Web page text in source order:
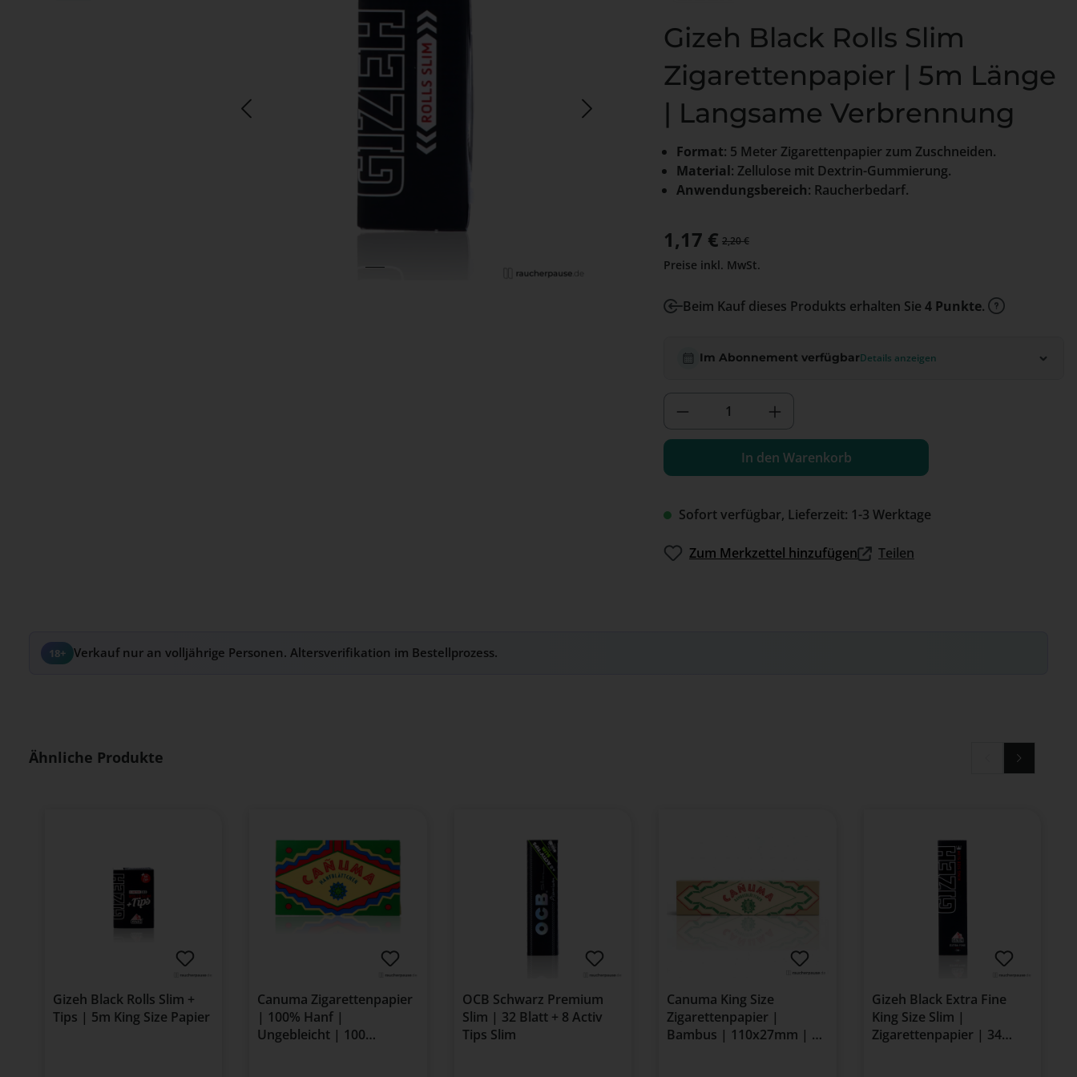
Gizeh Black Rolls Slim
Zigarettenpapier | 5m Länge
| Langsame Verbrennung
Format: 5 Meter Zigarettenpapier zum Zuschneiden.
Material: Zellulose mit Dextrin-Gummierung.
Anwendungsbereich: Raucherbedarf.
Verkaufspreis:
1,17 € Regulärer Preis:
2,20 €
Preise inkl. MwSt.
Beim Kauf dieses Produkts erhalten Sie 4 Punkte.
Im Abonnement verfügbarDetails anzeigen
Sofort verfügbar, Lieferzeit: 1-3 Werktage
Produkt Anzahl: Gib den gewünschten
In den Warenkorb
Zum Merkzettel hinzufügen Teilen
18+ Verkauf nur an volljährige Personen. Altersverifikation im Bestellprozess.
Produktgalerie überspringen
Ähnliche Produkte
Gizeh Black Rolls Slim +
Tips | 5m King Size Papier
Canuma Zigarettenpapier
| 100% Hanf |
Ungebleicht | 100
OCB Schwarz Premium
Slim | 32 Blatt + 8 Activ
Tips Slim
Canuma King Size
Zigarettenpapier |
Bambus | 110x27mm | 32
Gizeh Black Extra Fine
King Size Slim |
Zigarettenpapier | 34